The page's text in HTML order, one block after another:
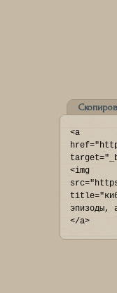
<a
<img
эпизоды,
</a>